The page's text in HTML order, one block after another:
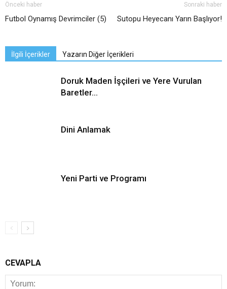
Önceki haber
Futbol Oynamış Devrimciler (5)
Sonraki haber
Sutopu Heyecanı Yarın Başlıyor!
İlgili İçerikler Yazarın Diğer İçerikleri
Doruk Maden İşçileri ve Yere Vurulan
Baretler…
Dini Anlamak
Yeni Parti ve Programı
CEVAPLA